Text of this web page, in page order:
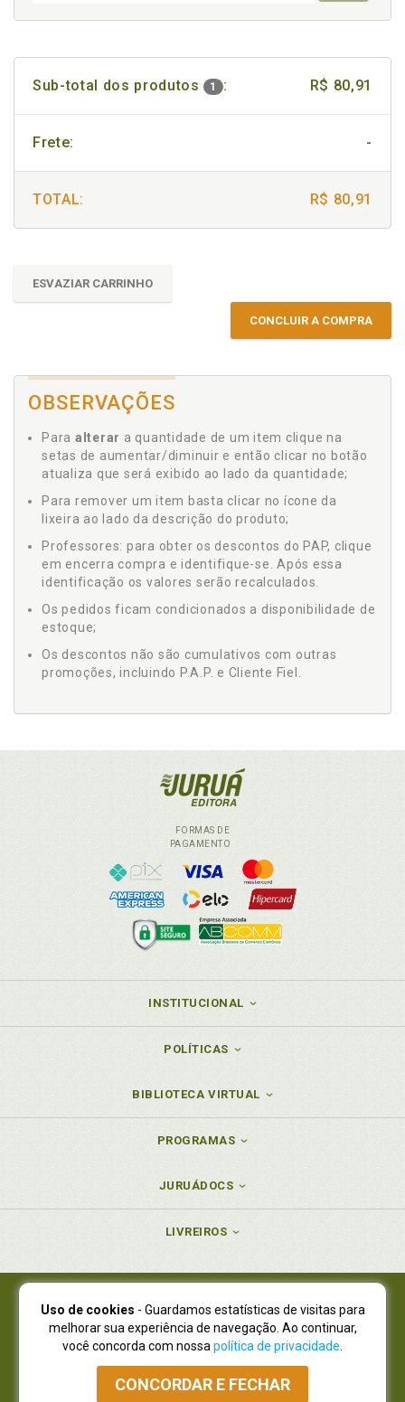
Sub-total dos produtos 1 : R$ 80,91
Frete: -
TOTAL: R$ 80,91
ESVAZIAR CARRINHO
CONCLUIR A COMPRA
OBSERVAÇÕES
Para alterar a quantidade de um item clique na
setas de aumentar/diminuir e então clicar no botão
atualiza que será exibido ao lado da quantidade;
Para remover um item basta clicar no ícone da
lixeira ao lado da descrição do produto;
Professores: para obter os descontos do PAP, clique
em encerra compra e identifique-se. Após essa
identificação os valores serão recalculados.
Os pedidos ficam condicionados a disponibilidade de
estoque;
Os descontos não são cumulativos com outras
promoções, incluindo P.A.P. e Cliente Fiel.
FORMAS DE
PAGAMENTO
INSTITUCIONAL
POLÍTICAS
BIBLIOTECA VIRTUAL
PROGRAMAS
JURUÁDOCS
LIVREIROS
Juruá Editora Ltda., CNPJ 77.535.508/0001-19
Juruá Informática Ltda., CNPJ 01.701.561/0001-80
NOVO ENDEREÇO:R. Flávio Dallegrave, 7665, São Lourenço |
Curitiba - Paraná - CEP 82210-310
Atendimento: (41) 4009-3900|Vendas Atacado: (41) 4009-3939
Uso de cookies - Guardamos estatísticas de visitas para
melhorar sua experiência de navegação. Ao continuar,
você concorda com nossa política de privacidade
CONCORDAR E FECHAR